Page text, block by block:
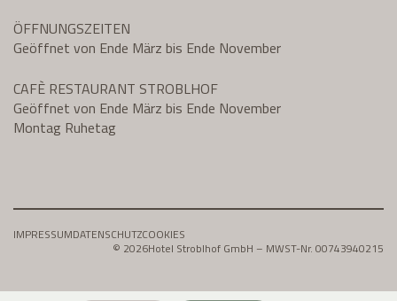
ÖFFNUNGSZEITEN
Geöffnet von Ende März bis Ende November
CAFÈ RESTAURANT STROBLHOF
Geöffnet von Ende März bis Ende November
Montag Ruhetag
IMPRESSUMDATENSCHUTZCOOKIES
© 2026Hotel Stroblhof GmbH – MWST-Nr. 00743940215